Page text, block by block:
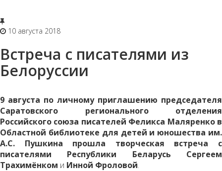
10 августа 2018
Встреча с писателями из
Белоруссии
9 августа по личному приглашению председателя
Саратовского регионального отделения
Российского союза писателей Феликса Маляренко в
Областной библиотеке для детей и юношества им.
А.С. Пушкина прошла творческая встреча с
писателями Республики Беларусь Сергеем
Трахимёнком и Инной Фроловой.